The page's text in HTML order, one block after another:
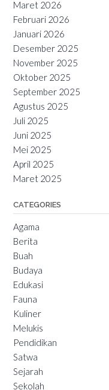
Maret 2026
Februari 2026
Januari 2026
Desember 2025
November 2025
Oktober 2025
September 2025
Agustus 2025
Juli 2025
Juni 2025
Mei 2025
April 2025
Maret 2025
CATEGORIES
Agama
Berita
Buah
Budaya
Edukasi
Fauna
Kuliner
Melukis
Pendidikan
Satwa
Sejarah
Sekolah